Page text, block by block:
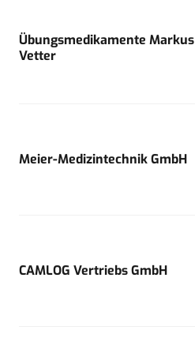
Übungsmedikamente Markus
Vetter
Meier-Medizintechnik GmbH
CAMLOG Vertriebs GmbH